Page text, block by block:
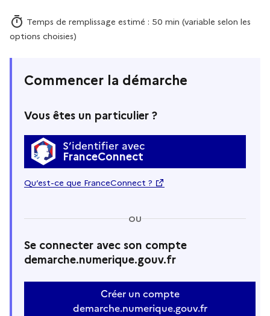
Temps de remplissage estimé : 50 min (variable selon les
options choisies)
Commencer la démarche
Vous êtes un particulier ?
S’identifier avec
FranceConnect
Qu’est-ce que FranceConnect ?
OU
Se connecter avec son compte
demarche.numerique.gouv.fr
Créer un compte
demarche.numerique.gouv.fr